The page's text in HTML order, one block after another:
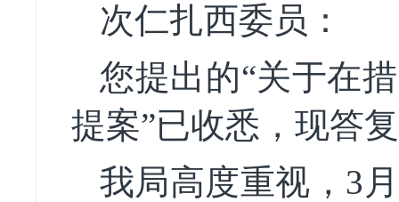
次仁扎西委员 ：
您提出的“关于在
提案”已收悉，现答
我局高度重视， 3 月